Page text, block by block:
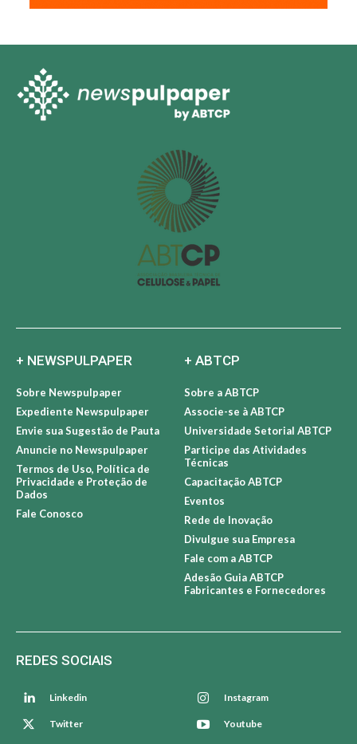
+ NEWSPULPAPER
Sobre Newspulpaper
Expediente Newspulpaper
Envie sua Sugestão de Pauta
Anuncie no Newspulpaper
Termos de Uso, Política de
Privacidade e Proteção de
Dados
Fale Conosco
+ ABTCP
Sobre a ABTCP
Associe-se à ABTCP
Universidade Setorial ABTCP
Participe das Atividades
Técnicas
Capacitação ABTCP
Eventos
Rede de Inovação
Divulgue sua Empresa
Fale com a ABTCP
Adesão Guia ABTCP
Fabricantes e Fornecedores
REDES SOCIAIS
Linkedin Instagram
Twitter Youtube